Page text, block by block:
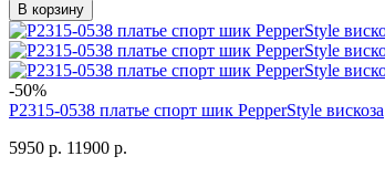
В корзину
-50%
P2315-0538 платье спорт шик PepperStyle вискоза
5950 р. 11900 р.